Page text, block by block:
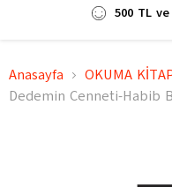
500 TL
Anasayfa OKUMA
Dedemin Cenneti-Habib